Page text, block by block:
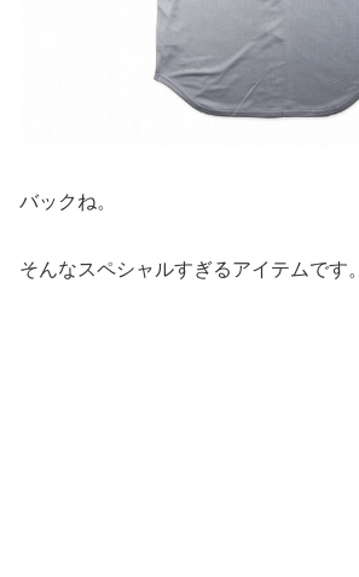
バックね。
そんなスペシャルすぎるアイテムです。